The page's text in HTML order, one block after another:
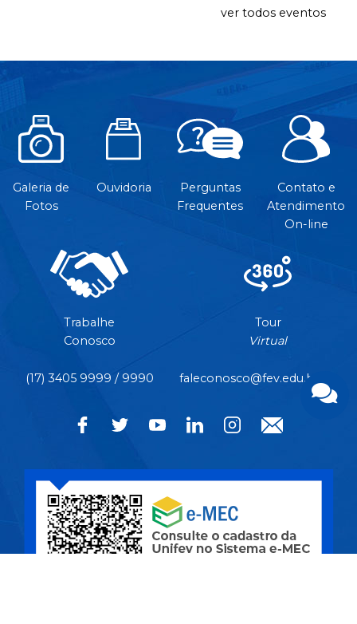
ver todos eventos
Galeria de
Fotos
Ouvidoria
Perguntas
Frequentes
Contato e
Atendimento
On-line
Trabalhe
Conosco
Tour
Virtual
(17) 3405 9999 / 9990 faleconosco@fev.edu.br